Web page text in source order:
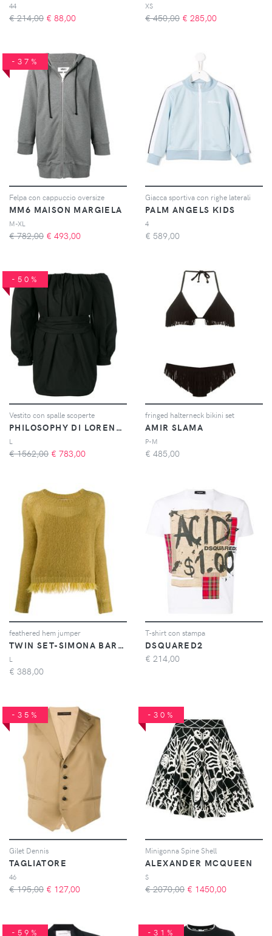
44
€ 214,00 € 88,00
XS
€ 450,00 € 285,00
-37%
Felpa con cappuccio oversize
MM6 MAISON MARGIELA
M-XL
€ 782,00 € 493,00
Giacca sportiva con righe laterali
PALM ANGELS KIDS
4
€ 589,00
-50%
Vestito con spalle scoperte
PHILOSOPHY DI LORENZO SERAFINI
L
€ 1562,00 € 783,00
fringed halterneck bikini set
AMIR SLAMA
P-M
€ 485,00
feathered hem jumper
TWIN SET-SIMONA BARBIERI
L
€ 388,00
T-shirt con stampa
DSQUARED2
€ 214,00
-35%
Gilet Dennis
TAGLIATORE
46
€ 195,00 € 127,00
-30%
Minigonna Spine Shell
ALEXANDER MCQUEEN
S
€ 2070,00 € 1450,00
-59% -31%